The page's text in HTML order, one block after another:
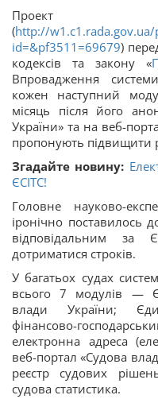
(http://
id=&pf3511=69679)
кодексів та закону «
Впровадження
кожен наступний
місяць після його
України» та на веб-
пропонують підвищити
Згадайте новину:
ЄСІТС!
Головне науково-
іронічно поставилось
відповідальним
дотриматися строків.
У багатьох судах
всього 7 модулів —
влади України;
фінансово-
електронна адреса
веб-портал «Судова
реєстр судових
судова статистика.